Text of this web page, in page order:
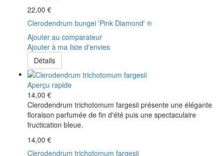
22,00 €
Clerodendrum bungei 'Pink Diamond' ®
Ajouter au comparateur
Ajouter à ma liste d'envies
Détails
Aperçu rapide
14,00 €
Clerodendrum trichotomum fargesii présente une élégante
floraison parfumée de fin d'été puis une spectaculaire
fructication bleue.
14,00 €
Clerodendrum trichotomum fargesii